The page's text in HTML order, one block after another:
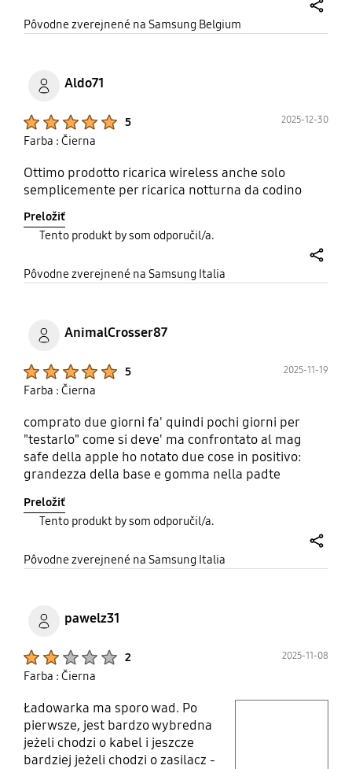
Pôvodne zverejnené na Samsung Belgium
Aldo71
5 2025-12-30
Farba : Čierna
Ottimo prodotto ricarica wireless anche solo
semplicemente per ricarica notturna da codino
Preložiť
Tento produkt by som odporučil/a.
Pôvodne zverejnené na Samsung Italia
AnimalCrosser87
5 2025-11-19
Farba : Čierna
comprato due giorni fa' quindi pochi giorni per
"testarlo" come si deve' ma confrontato al mag
safe della apple ho notato due cose in positivo:
grandezza della base e gomma nella padte
facile posizione del device e gommini sotto per
tenere ben saldo la base wireless. ottima
cavo in dotazione, in questa versione é solo base di
Preložiť
Tento produkt by som odporučil/a.
Pôvodne zverejnené na Samsung Italia
pawelz31
2 2025-11-08
Farba : Čierna
Ładowarka ma sporo wad. Po
pierwsze, jest bardzo wybredna
jeżeli chodzi o kabel i jeszcze
bardziej jeżeli chodzi o zasilacz -